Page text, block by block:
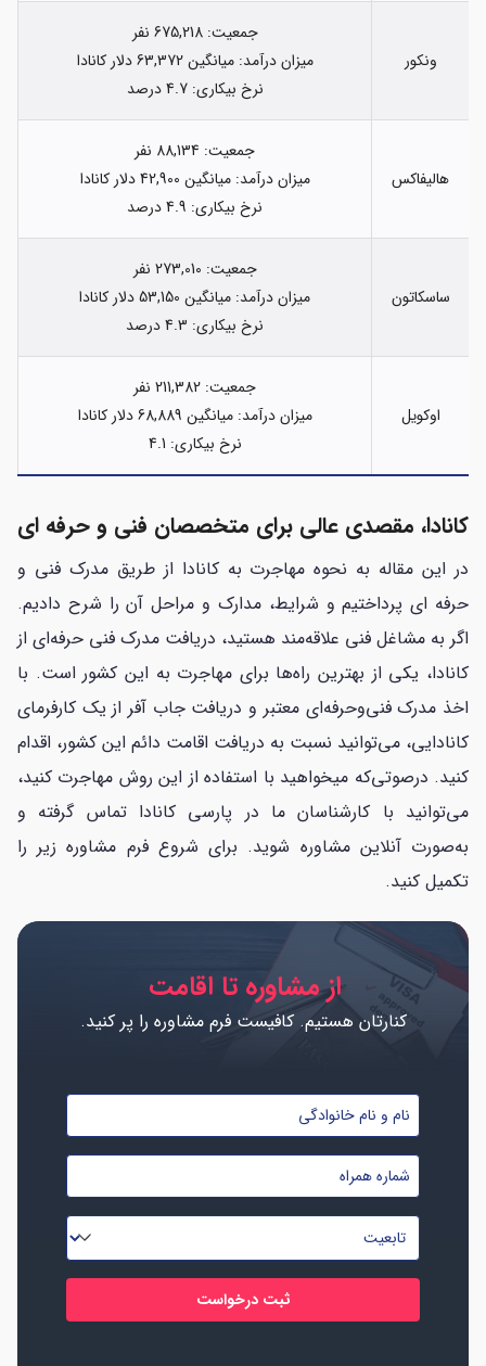
ونکور
جمعیت: 675,218 نفر
میزان درآمد: میانگین 63,372 دلار کانادا
نرخ بیکاری: 4.7 درصد
هالیفاکس
جمعیت: 88,134 نفر
میزان درآمد: میانگین 42,900 دلار کانادا
نرخ بیکاری: 4.9 درصد
ساسکاتون
جمعیت: 273,010 نفر
میزان درآمد: میانگین 53,150 دلار کانادا
نرخ بیکاری: 4.3 درصد
اوکویل
جمعیت: 211,382 نفر
میزان درآمد: میانگین 68,889 دلار کانادا
نرخ بیکاری: 4.1
کانادا، مقصدی عالی برای متخصصان فنی و حرفه ای
در این مقاله به نحوه مهاجرت به کانادا از طریق مدرک فنی و
حرفه ای پرداختیم و شرایط، مدارک و مراحل آن را شرح دادیم.
اگر به مشاغل فنی علاقه‌مند هستید، دریافت مدرک فنی‌ حرفه‌ای از
کانادا، یکی از بهترین راه‌ها برای مهاجرت به این کشور است. با
اخذ مدرک فنی‌وحرفه‌ای معتبر و دریافت جاب آفر از یک کارفرمای
کانادایی، می‌توانید نسبت به دریافت اقامت دائم این کشور، اقدام
کنید. درصوتی‌که میخواهید با استفاده از این روش مهاجرت کنید،
می‌توانید با کارشناسان ما در پارسی کانادا تماس گرفته و
به‌صورت آنلاین مشاوره شوید. برای شروع فرم مشاوره زیر را
تکمیل کنید.
از مشاوره تا اقامت
کنارتان هستیم. کافیست فرم مشاوره را پر کنید.
نام
و
نام
خانوادگی
شماره
موبایل
تابعیت
*